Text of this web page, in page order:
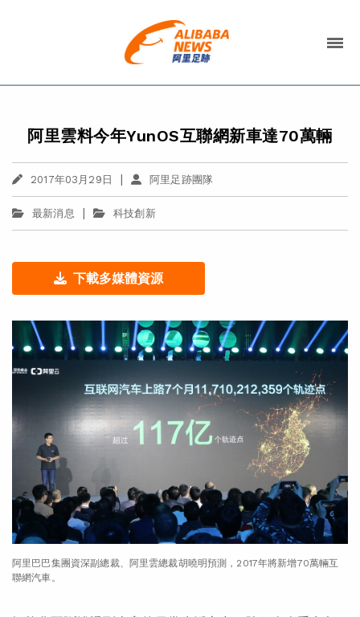
阿里雲料今年YunOS互聯網新車達70萬輛
2017年03月29日 | 阿里足跡團隊
最新消息 | 科技創新
下載多媒體資源
阿里巴巴集團資深副總裁、阿里雲總裁胡曉明預測，2017年將新增70萬輛互
聯網汽車。